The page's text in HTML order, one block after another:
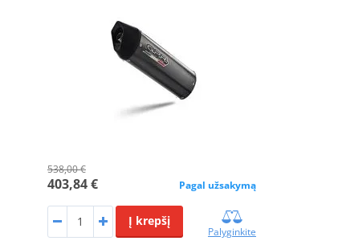
538,00 €
403,84 € Pagal užsakymą
Į krepšį
Palyginkite